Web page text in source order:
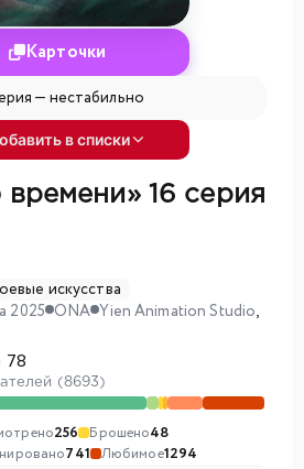
Карточки
—нестабильно
в списки
времени»16 серия
искусства
2025 ONA Yien Animation Studio,
78
(8693)
256 Брошено48
741 Любимое1294